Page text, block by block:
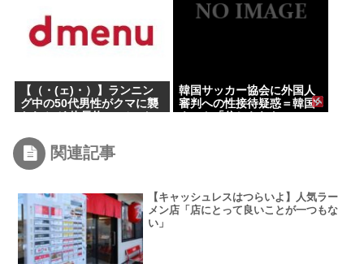
【（・(ェ)・）】ランニン
グ中の50代男性がクマに襲
をかまれる 岐阜・高山市
韓国サッカー協会に外国人
審判への性接待疑惑＝韓国
関連記事
【キャッシュレスはつらいよ】人気ラー
メン店「店にとって良いことが一つもな
い」